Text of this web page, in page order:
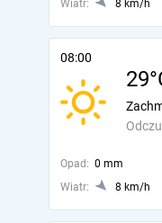
Wiatr: 8 km/h
08:00
Opad: 0 mm
Wiatr:
8 km/h